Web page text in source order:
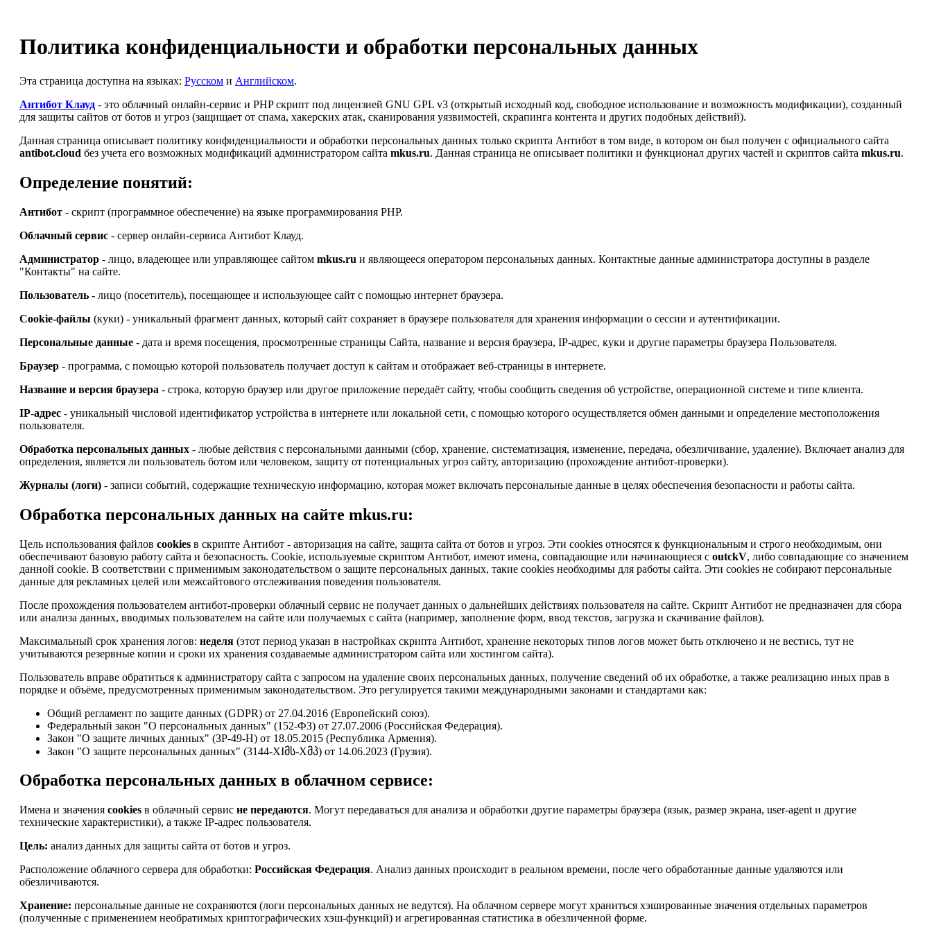
Политика конфиденциальности и обработки персональных данных
Эта страница доступна на языках: Русском и Английском.
Антибот Клауд - это облачный онлайн-сервис и PHP скрипт под лицензией GNU GPL v3 (открытый исходный код, свободное использование и возможность модификации), созданный
для защиты сайтов от ботов и угроз (защищает от спама, хакерских атак, сканирования уязвимостей, скрапинга контента и других подобных действий).
Данная страница описывает политику конфиденциальности и обработки персональных данных только скрипта Антибот в том виде, в котором он был получен с официального сайта
antibot.cloud без учета его возможных модификаций администратором сайта mkus.ru. Данная страница не описывает политики и функционал других частей и скриптов сайта mkus.ru.
Определение понятий:
Антибот - скрипт (программное обеспечение) на языке программирования PHP.
Облачный сервис - сервер онлайн-сервиса Антибот Клауд.
Администратор - лицо, владеющее или управляющее сайтом mkus.ru и являющееся оператором персональных данных. Контактные данные администратора доступны в разделе
"Контакты" на сайте.
Пользователь - лицо (посетитель), посещающее и использующее сайт с помощью интернет браузера.
Cookie-файлы (куки) - уникальный фрагмент данных, который сайт сохраняет в браузере пользователя для хранения информации о сессии и аутентификации.
Персональные данные - дата и время посещения, просмотренные страницы Сайта, название и версия браузера, IP-адрес, куки и другие параметры браузера Пользователя.
Браузер - программа, с помощью которой пользователь получает доступ к сайтам и отображает веб-страницы в интернете.
Название и версия браузера - строка, которую браузер или другое приложение передаёт сайту, чтобы сообщить сведения об устройстве, операционной системе и типе клиента.
IP-адрес - уникальный числовой идентификатор устройства в интернете или локальной сети, с помощью которого осуществляется обмен данными и определение местоположения
пользователя.
Обработка персональных данных - любые действия с персональными данными (сбор, хранение, систематизация, изменение, передача, обезличивание, удаление). Включает анализ для
определения, является ли пользователь ботом или человеком, защиту от потенциальных угроз сайту, авторизацию (прохождение антибот-проверки).
Журналы (логи) - записи событий, содержащие техническую информацию, которая может включать персональные данные в целях обеспечения безопасности и работы сайта.
Обработка персональных данных на сайте mkus.ru:
Цель использования файлов cookies в скрипте Антибот - авторизация на сайте, защита сайта от ботов и угроз. Эти cookies относятся к функциональным и строго необходимым, они
обеспечивают базовую работу сайта и безопасность. Cookie, используемые скриптом Антибот, имеют имена, совпадающие или начинающиеся с outckV, либо совпадающие со значением
данной cookie. В соответствии с применимым законодательством о защите персональных данных, такие cookies необходимы для работы сайта. Эти cookies не собирают персональные
данные для рекламных целей или межсайтового отслеживания поведения пользователя.
После прохождения пользователем антибот-проверки облачный сервис не получает данных о дальнейших действиях пользователя на сайте. Скрипт Антибот не предназначен для сбора
или анализа данных, вводимых пользователем на сайте или получаемых с сайта (например, заполнение форм, ввод текстов, загрузка и скачивание файлов).
Максимальный срок хранения логов: неделя (этот период указан в настройках скрипта Антибот, хранение некоторых типов логов может быть отключено и не вестись, тут не
учитываются резервные копии и сроки их хранения создаваемые администратором сайта или хостингом сайта).
Пользователь вправе обратиться к администратору сайта с запросом на удаление своих персональных данных, получение сведений об их обработке, а также реализацию иных прав в
порядке и объёме, предусмотренных применимым законодательством. Это регулируется такими международными законами и стандартами как:
Общий регламент по защите данных (GDPR) от 27.04.2016 (Европейский союз).
Федеральный закон "О персональных данных" (152-ФЗ) от 27.07.2006 (Российская Федерация).
Закон "О защите личных данных" (ЗР-49-Н) от 18.05.2015 (Республика Армения).
Закон "О защите персональных данных" (3144-XIმს-Xმპ) от 14.06.2023 (Грузия).
Обработка персональных данных в облачном сервисе:
Имена и значения cookies в облачный сервис не передаются. Могут передаваться для анализа и обработки другие параметры браузера (язык, размер экрана, user-agent и другие
технические характеристики), а также IP-адрес пользователя.
Цель: анализ данных для защиты сайта от ботов и угроз.
Расположение облачного сервера для обработки: Российская Федерация. Анализ данных происходит в реальном времени, после чего обработанные данные удаляются или
обезличиваются.
Хранение: персональные данные не сохраняются (логи персональных данных не ведутся). На облачном сервере могут храниться хэшированные значения отдельных параметров
(полученные с применением необратимых криптографических хэш-функций) и агрегированная статистика в обезличенной форме.